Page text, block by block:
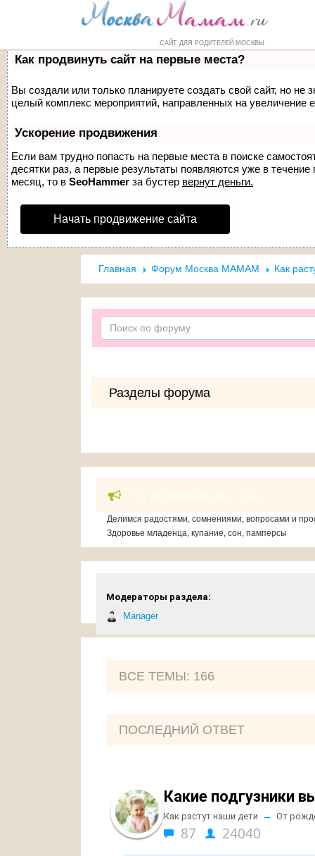
САЙТ ДЛЯ РОДИТЕЛЕЙ МОСКВЫ
Форум Маркет Справочник
Как продвинуть сайт на первые места?
Вы создали или только планируете создать свой сайт, но не
целый комплекс мероприятий, направленных на увеличение
Ускорение продвижения
Если вам трудно попасть на первые места в поиске
десятки раз, а первые результаты появляются уже в
месяц, то в SeoHammer за бустер вернут деньги.
Начать продвижение сайта
Главная Форум Москва МАМАМ Как
Разделы форума
Делимся радостями, сомнениями, вопросами и
Здоровье младенца, купание, сон, памперсы
Модераторы раздела:
Manager
ВCE ТЕМЫ: 166
ПОСЛЕДНИЙ ОТВЕТ
Какие подгузники
Как растут наши дети → От
87 24040